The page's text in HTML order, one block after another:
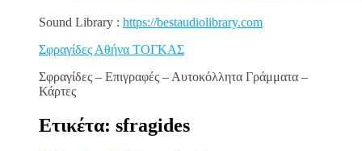
Sound Library : https://bestaudiolibrary.com
Σφραγίδες Αθήνα ΤΟΓΚΑΣ
Σφραγίδες – Επιγραφές – Αυτοκόλλητα Γράμματα –
Κάρτες
Ετικέτα: sfragides